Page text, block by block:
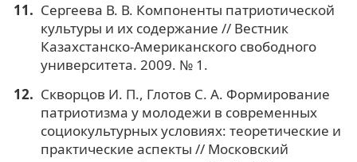
Сергеева В. В. Компоненты патриотической
культуры и их содержание // Вестник
Казахстанско-Американского свободного
университета. 2009. № 1.
Скворцов И. П., Глотов С. А. Формирование
патриотизма у молодежи в современных
социокультурных условиях: теоретические и
практические аспекты // Московский